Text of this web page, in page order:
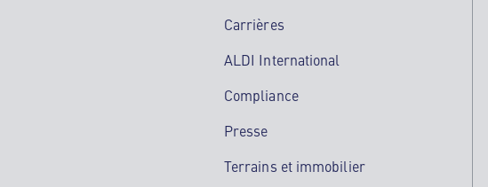
Carrières
ALDI International
Compliance
Presse
Terrains et immobilier